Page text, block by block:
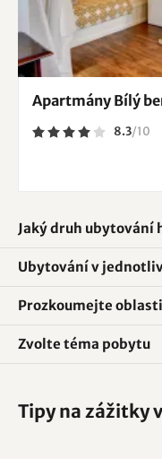
Apartmány Bílý
8.3/10
Jaký druh ubytování
Ubytování v
Prozkoumejte
Zvolte téma pobytu
Tipy na zážitky